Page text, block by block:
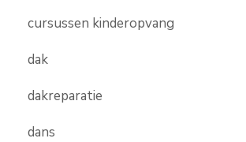
cursussen kinderopvang
dak
dakreparatie
dans